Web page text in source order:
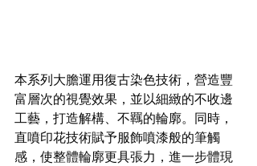
本系列大膽運用復古染色技術，營造豐
富層次的視覺效果，並以細緻的不收邊
工藝，打造解構、不羈的輪廓。同時，
直噴印花技術賦予服飾噴漆般的筆觸
感，使整體輪廓更具張力，進一步體現